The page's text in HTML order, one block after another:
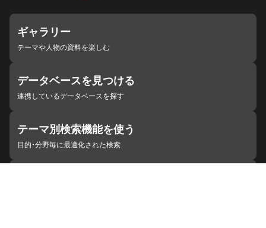
ギャラリー
テーマや人物の資料を楽しむ
データベースを見つける
連携しているデータベースを探す
テーマ別検索機能を使う
目的・分野毎に最適化された検索